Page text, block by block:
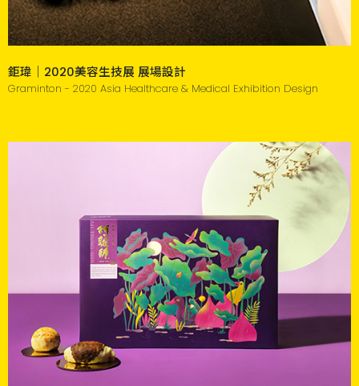
鉅瑋｜2020美容生技展 展場設計
Graminton - 2020 Asia Healthcare & Medical Exhibition Design